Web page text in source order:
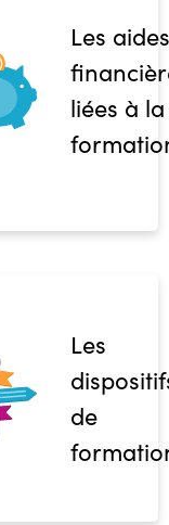
Les aides
liées à la
Les
de